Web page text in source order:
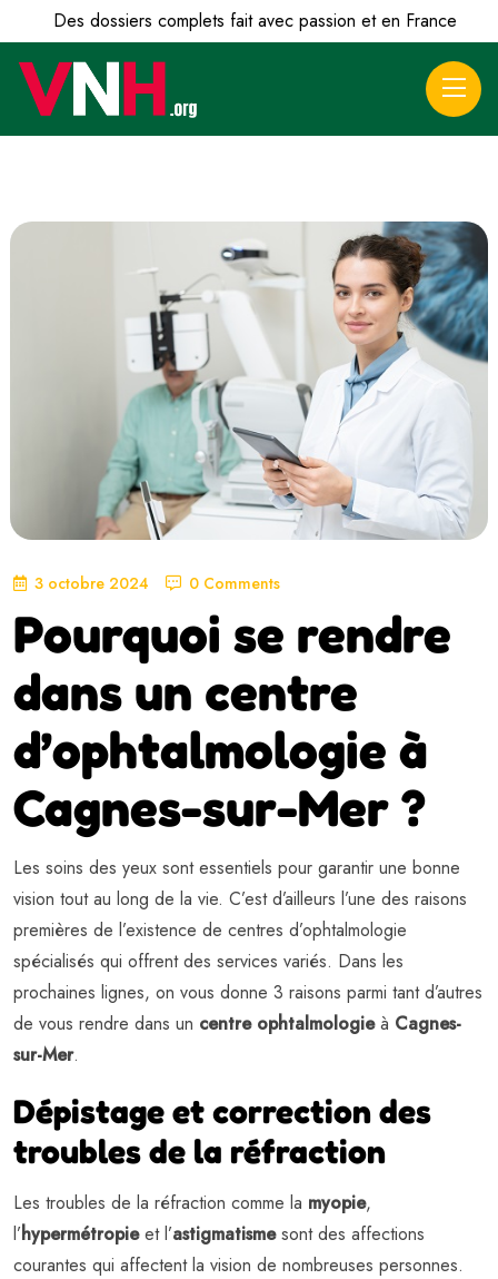
Des dossiers complets fait avec passion et en France
3 octobre 2024 0 Comments
Pourquoi se rendre
dans un centre
d’ophtalmologie à
Cagnes-sur-Mer ?
Les soins des yeux sont essentiels pour garantir une bonne
vision tout au long de la vie. C’est d’ailleurs l’une des raisons
premières de l’existence de centres d’ophtalmologie
spécialisés qui offrent des services variés. Dans les
prochaines lignes, on vous donne 3 raisons parmi tant d’autres
de vous rendre dans un centre ophtalmologieà Cagnes-
sur-Mer.
Dépistage et correction des
troubles de la réfraction
Les troubles de la réfraction comme la myopie,
l’hypermétropieet l’astigmatismesont des affections
courantes qui affectent la vision de nombreuses personnes.